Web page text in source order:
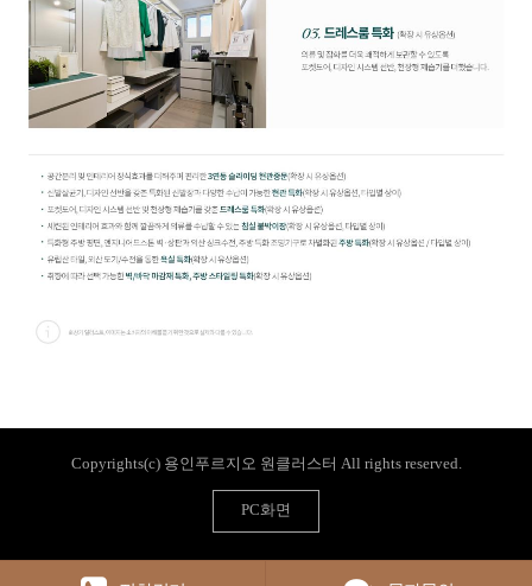
Copyrights(c) 용인푸르지오 원클러스터 All rights reserved.
PC화면